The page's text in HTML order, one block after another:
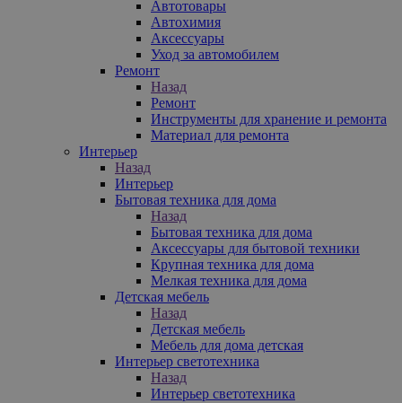
Автотовары
Автохимия
Аксессуары
Уход за автомобилем
Ремонт
Назад
Ремонт
Инструменты для хранение и ремонта
Материал для ремонта
Интерьер
Назад
Интерьер
Бытовая техника для дома
Назад
Бытовая техника для дома
Аксессуары для бытовой техники
Крупная техника для дома
Мелкая техника для дома
Детская мебель
Назад
Детская мебель
Мебель для дома детская
Интерьер светотехника
Назад
Интерьер светотехника